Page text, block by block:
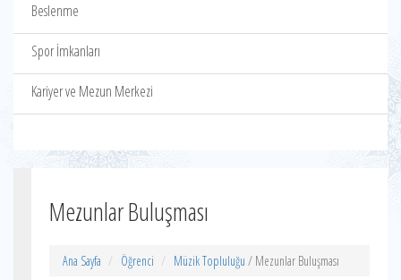
Beslenme
Spor İmkanları
Kariyer ve Mezun Merkezi
Mezunlar Buluşması
Ana Sayfa Öğrenci Müzik Topluluğu / Mezunlar Buluşması